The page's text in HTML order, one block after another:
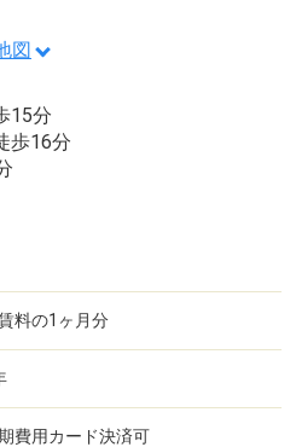
図
15分
歩16分
料の1ヶ月分
費用カード決済可